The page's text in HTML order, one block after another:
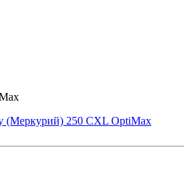
(Меркурий) 250 CXL OptiMax